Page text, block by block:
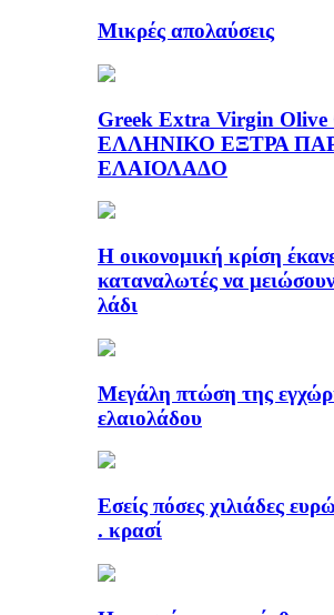
Μικρές απολαύσεις
Greek Extra Virgin Olive
ΕΛΛΗΝΙΚΟ ΕΞΤΡΑ
ΕΛΑΙΟΛΑΔΟ
Η οικονομική κρίση
καταναλωτές να
λάδι
Μεγάλη πτώση της
ελαιολάδου
Εσείς πόσες χιλιάδες
. κρασί